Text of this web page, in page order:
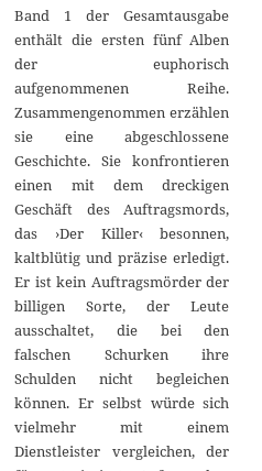
Band 1 der Gesamtausgabe
enthält die ersten fünf Alben
der euphorisch
aufgenommenen Reihe.
Zusammengenommen erzählen
sie eine abgeschlossene
Geschichte. Sie konfrontieren
einen mit dem dreckigen
Geschäft des Auftragsmords,
das ›Der Killer‹ besonnen,
kaltblütig und präzise erledigt.
Er ist kein Auftragsmörder der
billigen Sorte, der Leute
ausschaltet, die bei den
falschen Schurken ihre
Schulden nicht begleichen
können. Er selbst würde sich
vielmehr mit einem
Dienstleister vergleichen, der